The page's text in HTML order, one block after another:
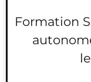
Formation